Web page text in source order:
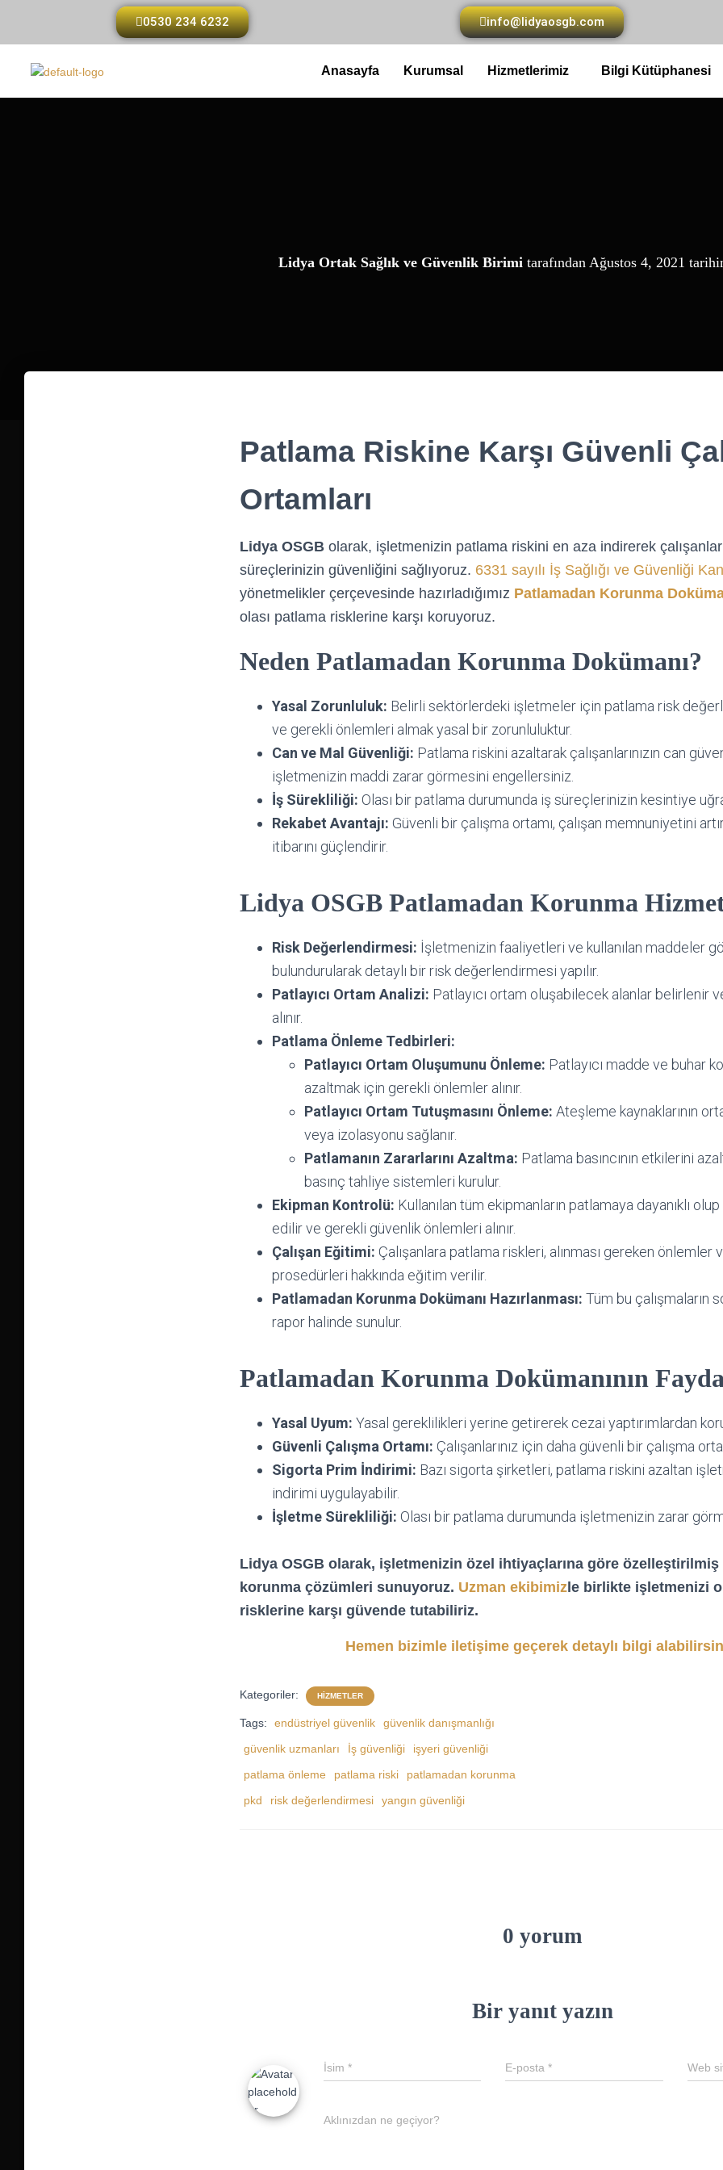
0530 234 6232 info@lidyaosgb.com
Anasayfa Kurumsal Hizmetlerimiz Bilgi Kütüphanesi
Lidya Ortak Sağlık ve Güvenlik Birimi tarafından Ağustos 4, 2021
Patlama Riskine Karşı Güvenli
Ortamları
Lidya OSGB olarak, işletmenizin patlama riskini en aza indirerek
süreçlerinizin güvenliğini sağlıyoruz. 6331 sayılı İş Sağlığı ve Güvenliği
yönetmelikler çerçevesinde hazırladığımız Patlamadan Korunma
olası patlama risklerine karşı koruyoruz.
Neden Patlamadan Korunma Dokümanı?
Yasal Zorunluluk: Belirli sektörlerdeki işletmeler için patlama risk
ve gerekli önlemleri almak yasal bir zorunluluktur.
Can ve Mal Güvenliği: Patlama riskini azaltarak çalışanlarınızın can
işletmenizin maddi zarar görmesini engellersiniz.
İş Sürekliliği: Olası bir patlama durumunda iş süreçlerinizin kesintiye
Rekabet Avantajı: Güvenli bir çalışma ortamı, çalışan memnuniyetini
itibarını güçlendirir.
Lidya OSGB Patlamadan Korunma
Risk Değerlendirmesi: İşletmenizin faaliyetleri ve kullanılan maddeler
bulundurularak detaylı bir risk değerlendirmesi yapılır.
Patlayıcı Ortam Analizi: Patlayıcı ortam oluşabilecek alanlar belirlenir
alınır.
Patlama Önleme Tedbirleri:
Patlayıcı Ortam Oluşumunu Önleme: Patlayıcı madde ve buhar
azaltmak için gerekli önlemler alınır.
Patlayıcı Ortam Tutuşmasını Önleme: Ateşleme kaynaklarının
veya izolasyonu sağlanır.
Patlamanın Zararlarını Azaltma: Patlama basıncının etkilerini
basınç tahliye sistemleri kurulur.
Ekipman Kontrolü: Kullanılan tüm ekipmanların patlamaya dayanıklı
edilir ve gerekli güvenlik önlemleri alınır.
Çalışan Eğitimi: Çalışanlara patlama riskleri, alınması gereken önlemler
prosedürleri hakkında eğitim verilir.
Patlamadan Korunma Dokümanı Hazırlanması: Tüm bu çalışmaların
rapor halinde sunulur.
Patlamadan Korunma Dokümanının
Yasal Uyum: Yasal gereklilikleri yerine getirerek cezai yaptırımlardan
Güvenli Çalışma Ortamı: Çalışanlarınız için daha güvenli bir çalışma
Sigorta Prim İndirimi: Bazı sigorta şirketleri, patlama riskini azaltan
indirimi uygulayabilir.
İşletme Sürekliliği: Olası bir patlama durumunda işletmenizin zarar
Lidya OSGB olarak, işletmenizin özel ihtiyaçlarına göre özelleştirilmiş
korunma çözümleri sunuyoruz. Uzman ekibimiz le birlikte işletmenizi
risklerine karşı güvende tutabiliriz.
Hemen bizimle iletişime geçerek detaylı bilgi
Kategoriler: HIZMETLER
Tags: endüstriyel güvenlik
güvenlik danışmanlığı
güvenlik uzmanları
İş güvenliği
işyeri güvenliği
patlama önleme
patlama riski
patlamadan korunma
pkd
risk değerlendirmesi yangın güvenliği
0 yorum
Bir yanıt yazın
İsim * E-posta* Web
Aklınızdan ne geçiyor?